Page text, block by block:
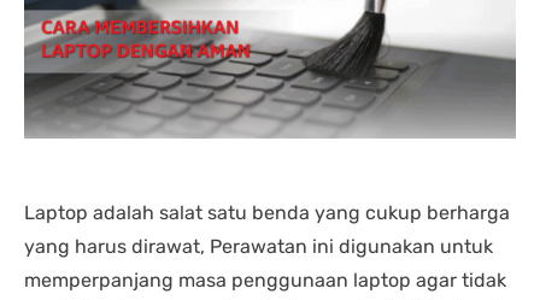
yang lain.
laptopnya banyak
banyak pilihan.
saran untuk
juga oke banget.
angkut 1 unit
dibandingkan tempat lain...
salesnya juga friendly
banget... saya dilayani
dengan mbak kiki...
memuaskan sekali
Laptop adalah salat satu benda yang cukup berharga
yang harus dirawat, Perawatan ini digunakan untuk
memperpanjang masa penggunaan laptop agar tidak